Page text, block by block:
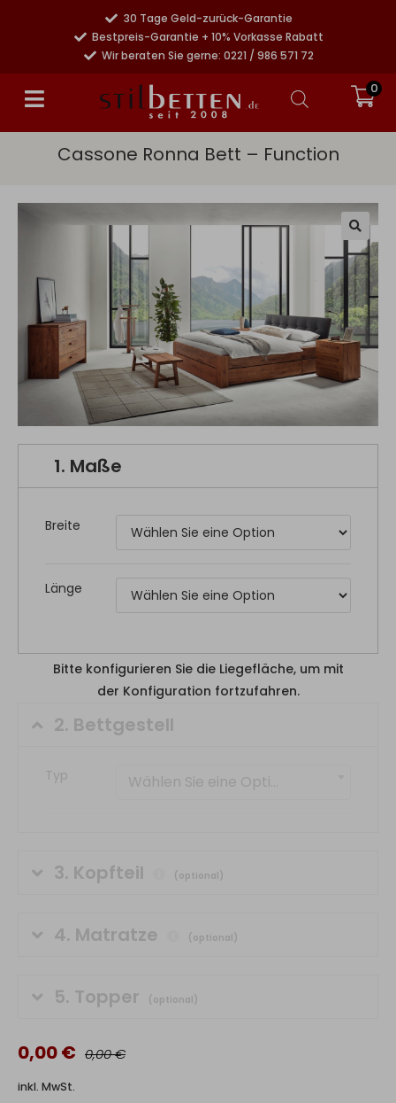
30 Tage Geld-zurück-Garantie
Bestpreis-Garantie + 10% Vorkasse Rabatt
Wir beraten Sie gerne: 0221 / 986 571 72
0
Cassone Ronna Bett – Function
1. Maße
Breite
Länge
2. Bettgestell
Typ
3. Kopfteil (optional)
4. Matratze (optional)
5. Topper (optional)
Bitte konfigurieren Sie die Liegefläche, um mit
der Konfiguration fortzufahren.
0,00 € 0,00 €
inkl. MwSt.